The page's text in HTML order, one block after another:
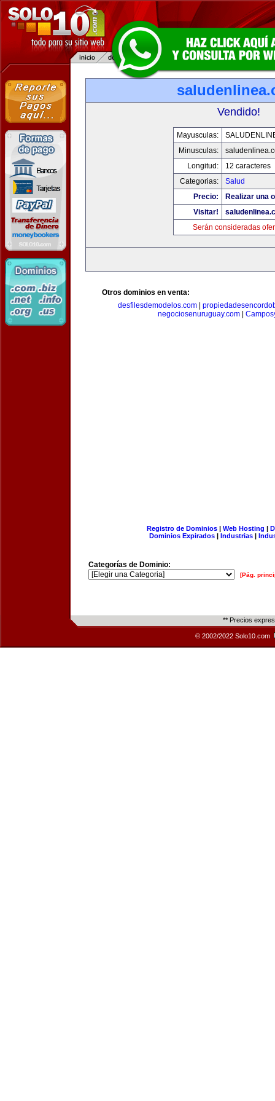
Vendido!
Mayusculas:
Minusculas:
Longitud:
12 caracteres
Categorias:
Salud
Precio:
Realizar una
Visitar!
Serán consideradas
Otros dominios en venta:
desfilesdemodelos.com|
negociosenuruguay.com|
Registro de Dominios| Web Hosting |
Dominios Expirados | Industrias |
Categorías de Dominio:
[Pág.
** Precios
© 2002/2022 Solo10.com